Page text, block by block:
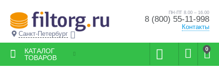
Санкт-Петербург
ПН-ПТ 8.00 – 16.00
8 (800) 55-11-998
Контакты
0
КАТАЛОГ
ТОВАРОВ